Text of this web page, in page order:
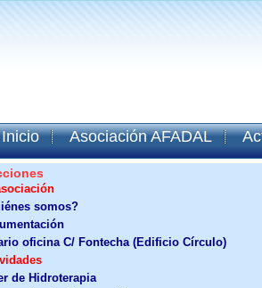
Inicio Asociación AFADAL
somos?
oficina C/ Fontecha (Edificio Círculo)
de Hidroterapia